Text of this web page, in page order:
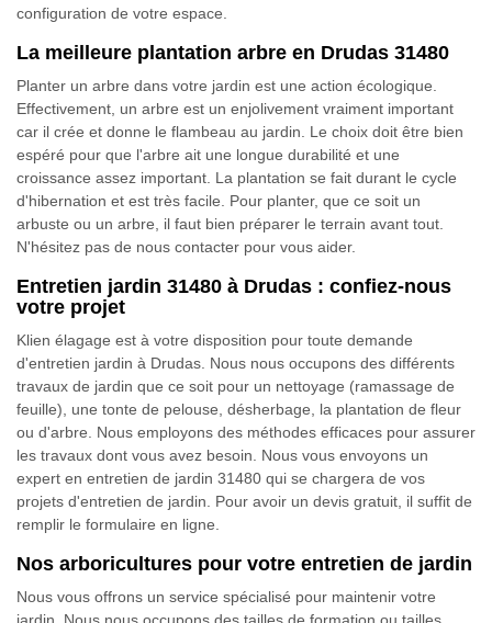
configuration de votre espace.
La meilleure plantation arbre en Drudas 31480
Planter un arbre dans votre jardin est une action écologique.
Effectivement, un arbre est un enjolivement vraiment important
car il crée et donne le flambeau au jardin. Le choix doit être bien
espéré pour que l'arbre ait une longue durabilité et une
croissance assez important. La plantation se fait durant le cycle
d'hibernation et est très facile. Pour planter, que ce soit un
arbuste ou un arbre, il faut bien préparer le terrain avant tout.
N'hésitez pas de nous contacter pour vous aider.
Entretien jardin 31480 à Drudas : confiez-nous
votre projet
Klien élagage est à votre disposition pour toute demande
d'entretien jardin à Drudas. Nous nous occupons des différents
travaux de jardin que ce soit pour un nettoyage (ramassage de
feuille), une tonte de pelouse, désherbage, la plantation de fleur
ou d'arbre. Nous employons des méthodes efficaces pour assurer
les travaux dont vous avez besoin. Nous vous envoyons un
expert en entretien de jardin 31480 qui se chargera de vos
projets d'entretien de jardin. Pour avoir un devis gratuit, il suffit de
remplir le formulaire en ligne.
Nos arboricultures pour votre entretien de jardin
Nous vous offrons un service spécialisé pour maintenir votre